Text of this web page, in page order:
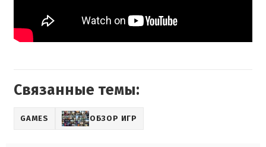
Связанные темы:
GAMES ОБЗОР ИГР